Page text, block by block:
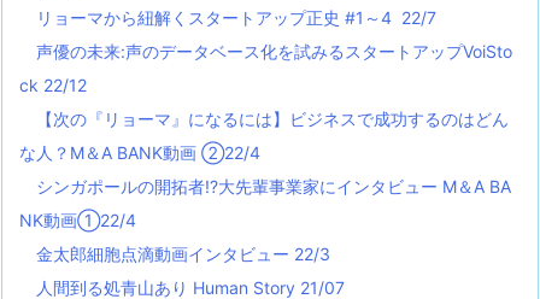
リョーマから紐解くスタートアップ正史 #1～4 22/7
声優の未来:声のデータベース化を試みるスタートアップVoiSto
ck 22/12
【次の『リョーマ』になるには】ビジネスで成功するのはどん
な人？M＆A BANK動画 ②22/4
シンガポールの開拓者!?大先輩事業家にインタビュー M＆A BA
NK動画①22/4
金太郎細胞点滴動画インタビュー 22/3
人間到る処青山あり Human Story 21/07